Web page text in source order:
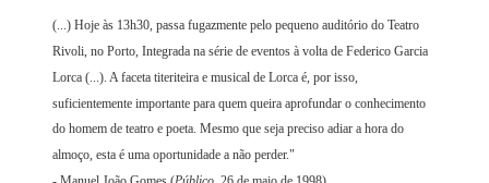
(...) Hoje às 13h30, passa fugazmente pelo pequeno auditório do Teatro
Rivoli, no Porto, Integrada na série de eventos à volta de Federico Garcia
Lorca (...). A faceta titeriteira e musical de Lorca é, por isso,
suficientemente importante para quem queira aprofundar o conhecimento
do homem de teatro e poeta. Mesmo que seja preciso adiar a hora do
almoço, esta é uma oportunidade a não perder."